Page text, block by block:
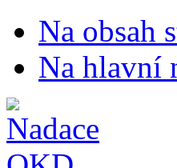
Na obsah
Na hlavní